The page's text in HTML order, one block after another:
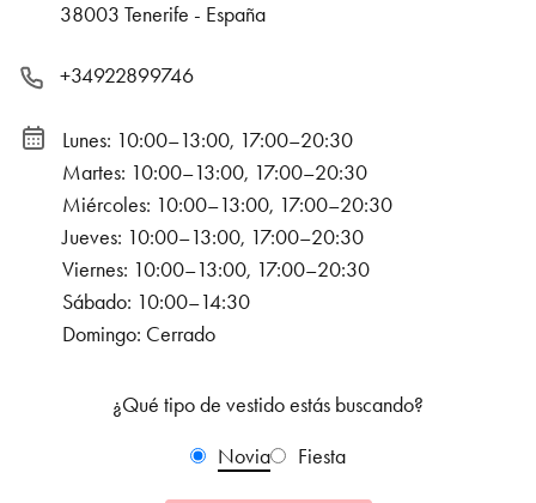
38003 Tenerife - España
+34922899746
Lunes: 10:00–13:00, 17:00–20:30
Martes: 10:00–13:00, 17:00–20:30
Miércoles: 10:00–13:00, 17:00–20:30
Jueves: 10:00–13:00, 17:00–20:30
Viernes: 10:00–13:00, 17:00–20:30
Sábado: 10:00–14:30
Domingo: Cerrado
¿Qué tipo de vestido estás buscando?
Novia
Fiesta